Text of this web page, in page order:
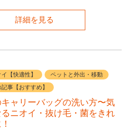
詳細を見る
【快適性】
ペットと外出・移動
事【おすすめ】
ャリーバッグの洗い方〜気
ニオイ・抜け毛・菌をきれ